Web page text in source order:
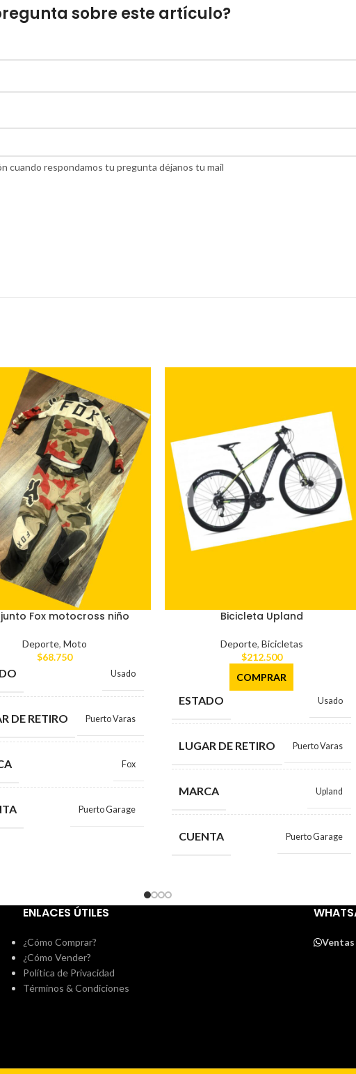
sobre este artículo?
cuando respondamos tu pregunta déjanos tu mail
Fox motocross niño
Deporte, Moto
$68.750
Usado
DE RETIRO Puerto Varas
Fox
Puerto Garage
Bicicleta Upland
Deporte, Bicicletas
$212.500
COMPRAR
ESTADO Usado
LUGAR DE RETIRO Puerto Varas
MARCA Upland
CUENTA Puerto Garage
ENLACES ÚTILES
¿Cómo Comprar?
¿Cómo Vender?
Política de Privacidad
Términos & Condiciones
Ventas